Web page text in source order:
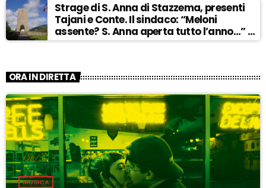
Strage di S. Anna di Stazzema, presenti
Tajani e Conte. Il sindaco: “Meloni
assente? S. Anna aperta tutto l’anno…” –
ASCOLTA
ORA IN DIRETTA
MUSICA